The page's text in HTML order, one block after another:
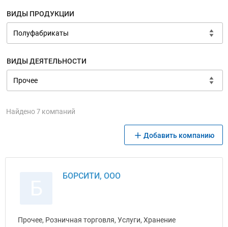
ВИДЫ ПРОДУКЦИИ
ВИДЫ ДЕЯТЕЛЬНОСТИ
Найдено 7 компаний
Добавить компанию
БОРСИТИ, ООО
Прочее, Розничная торговля, Услуги, Хранение